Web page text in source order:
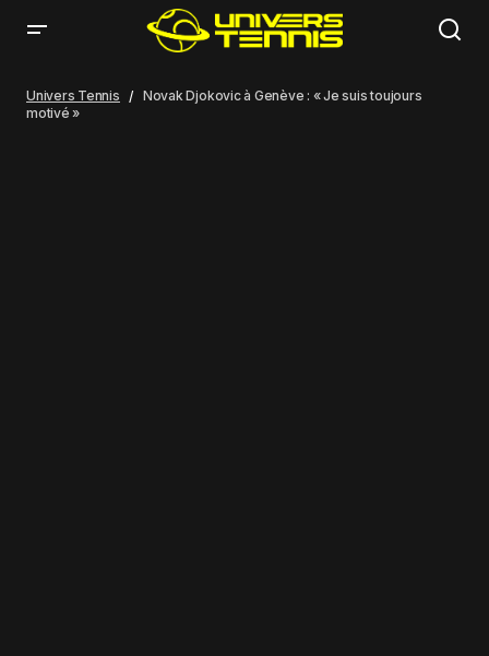
Univers Tennis
Novak Djokovic à Genève : « Je suis toujours
motivé »